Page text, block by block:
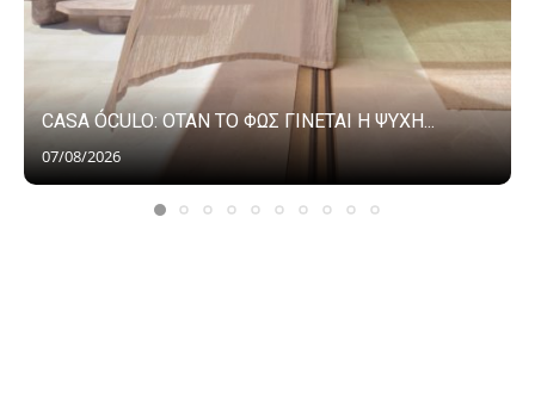
CASA ÓCULO: ΟΤΑΝ ΤΟ ΦΩΣ ΓΙΝΕΤΑΙ Η ΨΥΧΗ...
07/08/2026